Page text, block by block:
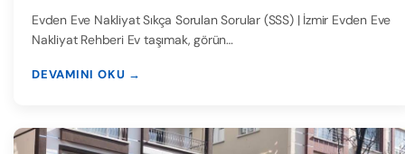
Evden Eve Nakliyat Sıkça Sorulan Sorular (SSS) | İzmir Evden Eve
Nakliyat Rehberi Ev taşımak, görün…
DEVAMINI OKU →